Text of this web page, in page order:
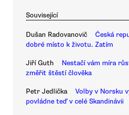
Související
Dušan Radovanovič
Česká
dobré místo k životu. Zatím
Jiří Guth
Nestačí vám míra
změřit štěstí člověka
Petr Jedlička
Volby v Norsku
povládne teď v celé Skandinávii